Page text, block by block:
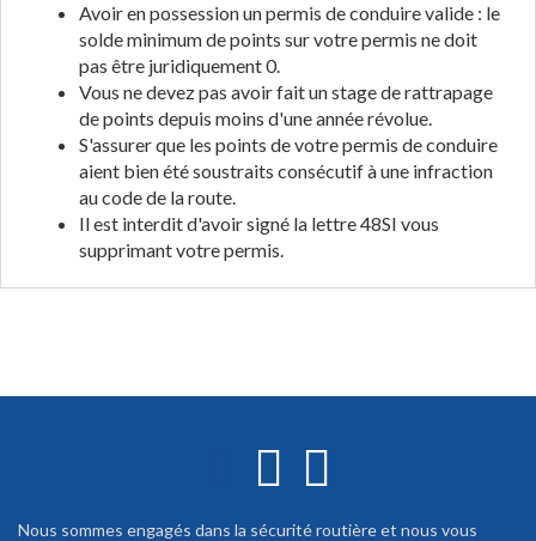
Avoir en possession un permis de conduire valide : le
solde minimum de points sur votre permis ne doit
pas être juridiquement 0.
Vous ne devez pas avoir fait un stage de rattrapage
de points depuis moins d'une année révolue.
S'assurer que les points de votre permis de conduire
aient bien été soustraits consécutif à une infraction
au code de la route.
Il est interdit d'avoir signé la lettre 48SI vous
supprimant votre permis.
Nous sommes engagés dans la sécurité routière et nous vous